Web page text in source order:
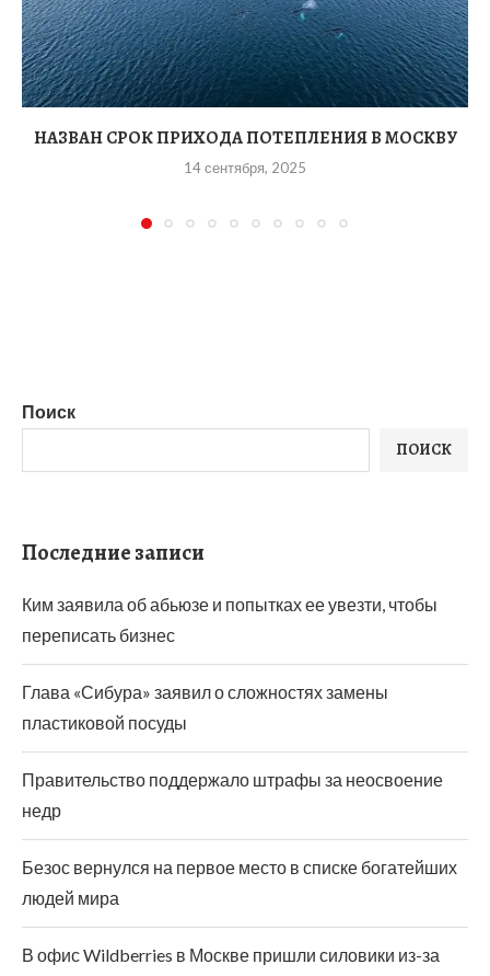
НАЗВАН СРОК ПРИХОДА ПОТЕПЛЕНИЯ В МОСКВУ
14 сентября, 2025
Поиск
ПОИСК
Последние записи
Ким заявила об абьюзе и попытках ее увезти, чтобы
переписать бизнес
Глава «Сибура» заявил о сложностях замены
пластиковой посуды
Правительство поддержало штрафы за неосвоение
недр
Безос вернулся на первое место в списке богатейших
людей мира
В офис Wildberries в Москве пришли силовики из-за